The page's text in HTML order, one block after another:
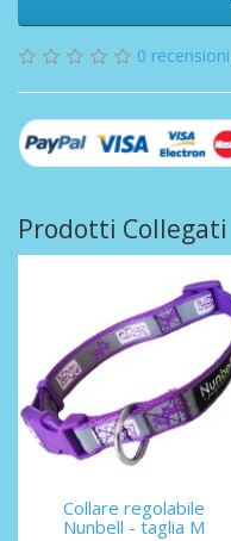
0 recensioni
Prodotti Collegati
Collare regolabile
Nunbell - taglia M